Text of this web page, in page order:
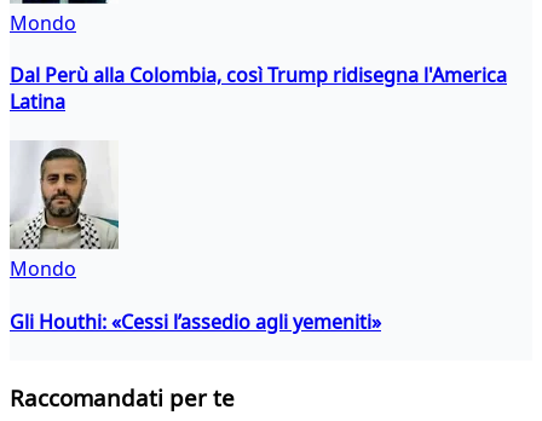
Mondo
Dal Perù alla Colombia, così Trump ridisegna l'America
Latina
Mondo
Gli Houthi: «Cessi l’assedio agli yemeniti»
Raccomandati per te